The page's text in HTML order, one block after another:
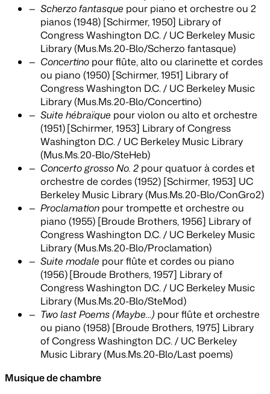
Scherzo fantasque pour piano et orchestre ou 2
pianos (1948) [Schirmer, 1950] Library of
Congress Washington D.C. / UC Berkeley Music
Library (Mus.Ms.20-Blo/Scherzo fantasque)
Concertino pour flûte, alto ou clarinette et cordes
ou piano (1950) [Schirmer, 1951] Library of
Congress Washington D.C. / UC Berkeley Music
Library (Mus.Ms.20-Blo/Concertino)
Suite hébraïque pour violon ou alto et orchestre
(1951)[Schirmer, 1953] Library of Congress
Washington D.C. / UC Berkeley Music Library
(Mus.Ms.20-Blo/SteHeb)
Concerto grosso No. 2 pour quatuor à cordes et
orchestre de cordes (1952) [Schirmer, 1953] UC
Berkeley Music Library (Mus.Ms.20-Blo/ConGro2)
Proclamation pour trompette et orchestre ou
piano (1955) [Broude Brothers, 1956] Library of
Congress Washington D.C. / UC Berkeley Music
Library (Mus.Ms.20-Blo/Proclamation)
Suite modale pour flûte et cordes ou piano
(1956)[Broude Brothers, 1957] Library of
Congress Washington D.C. / UC Berkeley Music
Library (Mus.Ms.20-Blo/SteMod)
Two last Poems (Maybe…) pour flûte et orchestre
ou piano (1958) [Broude Brothers, 1975] Library
of Congress Washington D.C. / UC Berkeley
Music Library (Mus.Ms.20-Blo/Last poems)
Musique de chambre